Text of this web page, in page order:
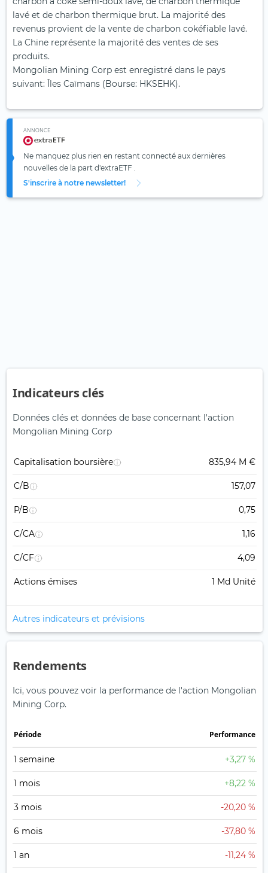
lavé et de charbon thermique brut. La majorité des
revenus provient de la vente de charbon cokéfiable lavé.
La Chine représente la majorité des ventes de ses
produits.
Mongolian Mining Corp est enregistré dans le pays
suivant: Îles Caïmans (Bourse: HKSEHK).
ANNONCE
Ne manquez plus rien en restant connecté aux dernières
nouvelles de la part d'extraETF .
S'inscrire à notre newsletter!
Indicateurs clés
Données clés et données de base concernant l'action
Mongolian Mining Corp
Capitalisation boursière 835,94 M €
C/B 157,07
P/B 0,75
C/CA 1,16
C/CF 4,09
Actions émises 1 Md Unité
Autres indicateurs et prévisions
Rendements
Ici, vous pouvez voir la performance de l'action Mongolian
Mining Corp.
Période Performance
1 semaine +3,27 %
1 mois +8,22 %
3 mois -20,20 %
6 mois -37,80 %
1 an -11,24 %